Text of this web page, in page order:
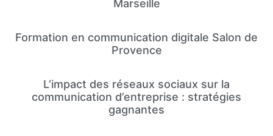
Marseille
Formation en communication digitale Salon de
Provence
L’impact des réseaux sociaux sur la
communication d’entreprise : stratégies
gagnantes